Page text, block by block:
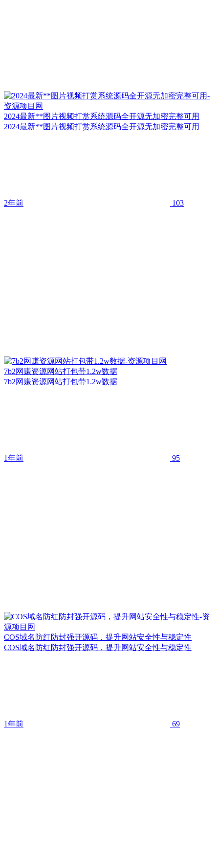
2024最新**图片视频打赏系统源码全开源无加密完整可用
2024最新**图片视频打赏系统源码全开源无加密完整可用
2年前 103
7b2网赚资源网站打包带1.2w数据
7b2网赚资源网站打包带1.2w数据
1年前 95
COS域名防红防封强开源码，提升网站安全性与稳定性
COS域名防红防封强开源码，提升网站安全性与稳定性
1年前 69